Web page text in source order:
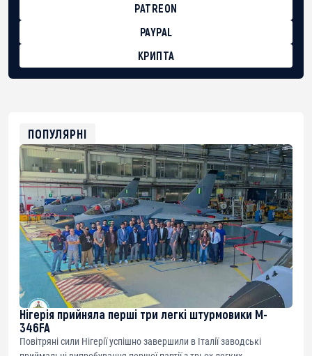
PATREON
PAYPAL
КРИПТА
0xfD02863D3289416fcF50975c9DFda13623f97758
ПОПУЛЯРНІ
Нігерія прийняла перші три легкі штурмовики M-
346FA
Повітряні сили Нігерії успішно завершили в Італії заводські